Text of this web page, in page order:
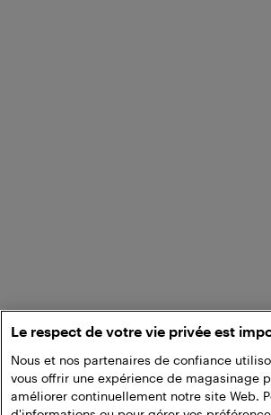
Le respect de votre vie privée est
Nous et nos partenaires de confiance
vous offrir une expérience de magasinage
améliorer continuellement notre site Web.